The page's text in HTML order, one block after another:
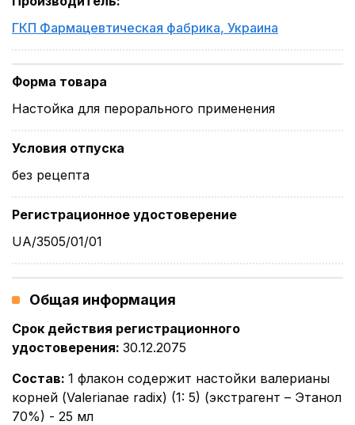
ГКП Фармацевтическая фабрика, Украина
Форма товара
Настойка для перорального применения
Условия отпуска
без рецепта
Регистрационное удостоверение
UA/3505/01/01
Общая информация
Срок действия регистрационного
удостоверения: 30.12.2075
Состав: 1 флакон содержит настойки валерианы
корней (Valerianae radix) (1: 5) (экстрагент – Этанол
70%) - 25 мл